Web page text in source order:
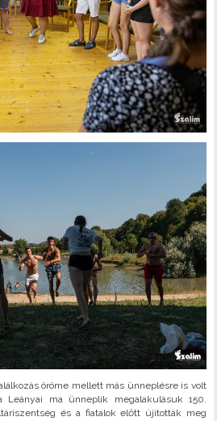
öröme mellett más ünneplésre is volt
ma ünneplik megalakulásuk 150.
és a fiatalok előtt újították meg